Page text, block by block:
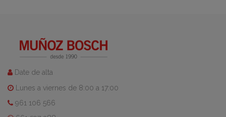
Date de alta
Lunes a viernes de 8:00 a 17:00
961 106 566